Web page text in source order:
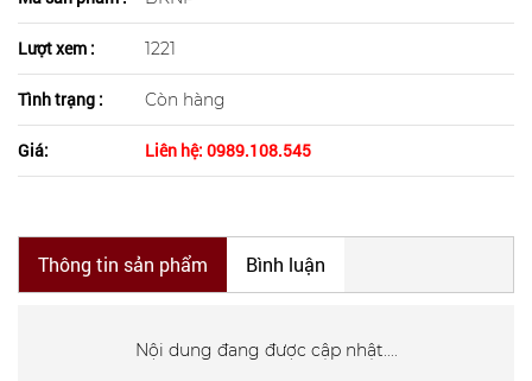
Lượt xem : 1221
Tình trạng : Còn hàng
Giá: Liên hệ: 0989.108.545
Thông tin sản phẩm Bình luận
Nội dung đang được cập nhật....